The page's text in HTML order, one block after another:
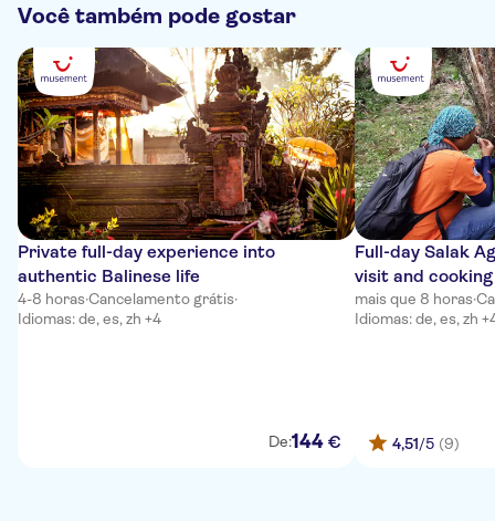
Você também pode gostar
Private full-day experience into
authentic Balinese life
4-8 horas·Cancelamento grátis·
Idiomas: de, es, zh +4
De:144 €
Full-day Salak
visit and
mais que 8 horas·
Idiomas: de, es, zh
4,51/5 (9)